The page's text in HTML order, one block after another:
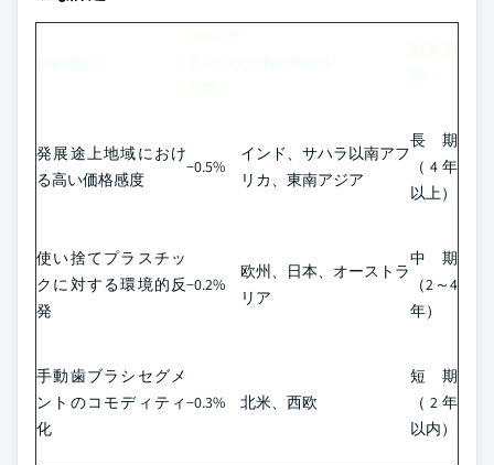
発展途上地域におけ
る高い価格感度
−0.5%
インド、サハラ以南アフ
リカ、東南アジア
長期
（4年
以上）
使い捨てプラスチッ
クに対する環境的反
発
−0.2%
欧州、日本、オーストラ
リア
中期
（2～4
年）
手動歯ブラシセグメ
ントのコモディティ
化
−0.3% 北米、西欧
短期
（2年
以内）